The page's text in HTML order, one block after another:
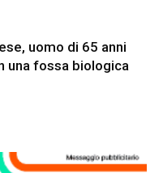
uomo di 65 anni
una fossa biologica